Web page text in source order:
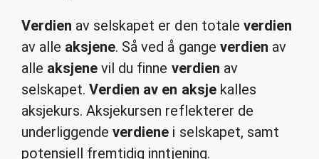
Verdien av selskapet er den totale verdien
av alle aksjene. Så ved å gange verdien av
alle aksjene vil du finne verdien av
selskapet.Verdien av en aksjekalles
aksjekurs. Aksjekursen reflekterer de
underliggendeverdiene i selskapet, samt
potensiell fremtidig inntjening.